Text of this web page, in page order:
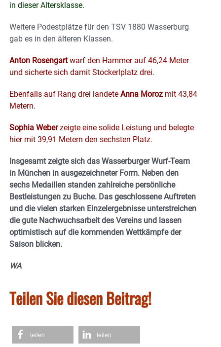
in dieser Altersklasse.
Weitere Podestplätze für den TSV 1880 Wasserburg
gab es in den älteren Klassen.
Anton Rosengartwarf den Hammer auf 46,24 Meter
und sicherte sich damit Stockerlplatz drei.
Ebenfalls auf Rang drei landete Anna Moroz mit 43,84
Metern.
Sophia Weberzeigte eine solide Leistung und belegte
hier mit 39,91 Metern den sechsten Platz.
Insgesamt zeigte sich das Wasserburger Wurf-Team
in München in ausgezeichneter Form. Neben den
sechs Medaillen standen zahlreiche persönliche
Bestleistungen zu Buche. Das geschlossene Auftreten
und die vielen starken Einzelergebnisse unterstreichen
die gute Nachwuchsarbeit des Vereins und lassen
optimistisch auf die kommenden Wettkämpfe der
Saison blicken.
WA
Teilen Sie diesen Beitrag!
teilen teilen